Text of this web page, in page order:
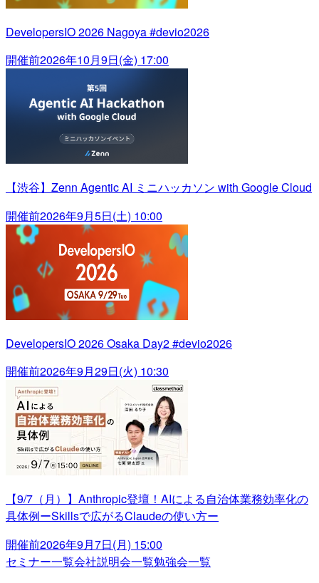
DevelopersIO 2026 Nagoya #devio2026
開催前2026年10月9日(金) 17:00
【渋谷】Zenn Agentic AI ミニハッカソン with Google Cloud
開催前2026年9月5日(土) 10:00
DevelopersIO 2026 Osaka Day2 #devio2026
開催前2026年9月29日(火) 10:30
【9/7（月）】Anthropic登壇！AIによる自治体業務効率化の
具体例ーSkillsで広がるClaudeの使い方ー
開催前2026年9月7日(月) 15:00
セミナー一覧会社説明会一覧勉強会一覧